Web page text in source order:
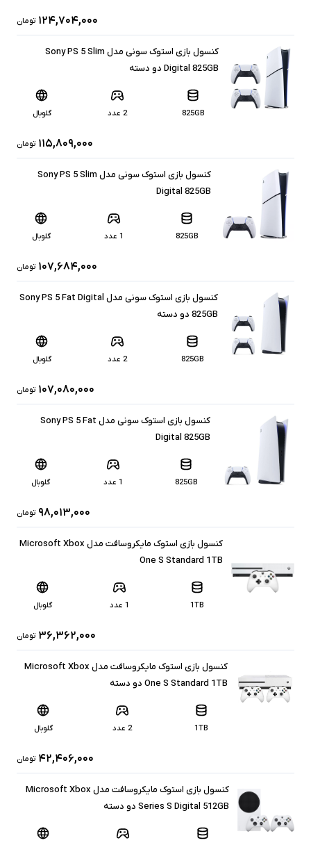
۱۲۴,۷۰۴,۰۰۰ تومان
کنسول بازی استوک سونی مدل Sony PS 5 Slim
Digital 825GB دو دسته
825GB 2 عدد گلوبال
۱۱۵,۸۰۹,۰۰۰ تومان
کنسول بازی استوک سونی مدل Sony PS 5 Slim
Digital 825GB
825GB 1 عدد گلوبال
۱۰۷,۶۸۴,۰۰۰ تومان
کنسول بازی استوک سونی مدل Sony PS 5 Fat Digital
825GB دو دسته
825GB 2 عدد گلوبال
۱۰۷,۰۸۰,۰۰۰ تومان
کنسول بازی استوک سونی مدل Sony PS 5 Fat
Digital 825GB
825GB 1 عدد گلوبال
۹۸,۰۱۳,۰۰۰ تومان
کنسول بازی استوک مایکروسافت مدل Microsoft Xbox
One S Standard 1TB
1TB 1 عدد گلوبال
۳۶,۳۶۲,۰۰۰ تومان
کنسول بازی استوک مایکروسافت مدل Microsoft Xbox
One S Standard 1TB دو دسته
1TB 2 عدد گلوبال
۴۲,۴۰۶,۰۰۰ تومان
کنسول بازی استوک مایکروسافت مدل Microsoft Xbox
Series S Digital 512GB دو دسته